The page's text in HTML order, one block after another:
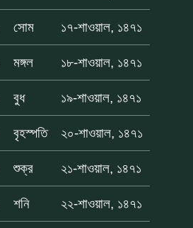
সোম ১৭-শাওয়াল, ১৪৭১
মঙ্গল ১৮-শাওয়াল, ১৪৭১
বুধ ১৯-শাওয়াল, ১৪৭১
বৃহস্পতি ২০-শাওয়াল, ১৪৭১
শুক্র ২১-শাওয়াল, ১৪৭১
শনি ২২-শাওয়াল, ১৪৭১